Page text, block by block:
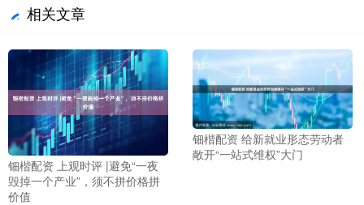
相关文章
钿楷配资 上观时评 |避免“一夜
毁掉一个产业”，须不拼价格拼
价值
钿楷配资 给新就业形态劳动者
敞开“一站式维权”大门